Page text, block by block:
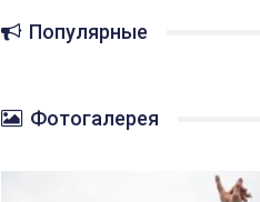
Популярные
Фотогалерея